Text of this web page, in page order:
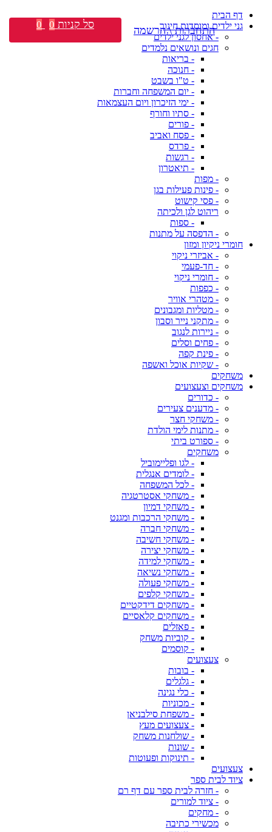
דף הבית
גני ילדים ומוסדות חינוך
- אחסון לגני ילדים
חגים ונושאים נלמדים
- בריאות
- חנוכה
- ט"ו בשבט
- יום המשפחה וחברות
- ימי הזיכרון ויום העצמאות
- סתיו וחורף
- פורים
- פסח ואביב
- פרדס
- רגשות
- תיאטרון
- מפות
- פינות פעילות בגן
- פסי קישוט
ריהוט לגן ולכיתה
- ספות
- הדפסה על מתנות
חומרי ניקיון ומזון
- אביזרי ניקוי
- חד-פעמי
- חומרי ניקוי
- כפפות
- מטהרי אוויר
- מטליות ומגבונים
- מתקני נייר וסבון
- ניירות לנגוב
- פחים וסלים
- פינת קפה
- שקיות אוכל ואשפה
משחקים
משחקים וצעצועים
- כדורים
- מדענים צעירים
- משחקי חצר
- מתנות לימי הולדת
- ספורט ביתי
משחקים
- לגו ופליימוביל
- לומדים אנגלית
- לכל המשפחה
- משחקי אסטרטגיה
- משחקי דמיון
- משחקי הרכבות ומגנט
- משחקי חברה
- משחקי חשיבה
- משחקי יצירה
- משחקי למידה
- משחקי נשיאה
- משחקי פעולה
- משחקי קלפים
- משחקים דידקטיים
- משחקים קלאסיים
- פאזלים
- קוביות משחק
- קוסמים
צעצועים
- בובות
- גלגלים
- כלי נגינה
- מכוניות
- משפחת סילבניאן
- צעצועים מעץ
- שולחנות משחק
- שונות
- תינוקות ופעוטות
צעצועים
ציוד לבית ספר
- חזרה לבית ספר עם דף רם
- ציוד למורים
- מחקים
מכשירי כתיבה
התחברות \ הרשמה סל קניות 0
0